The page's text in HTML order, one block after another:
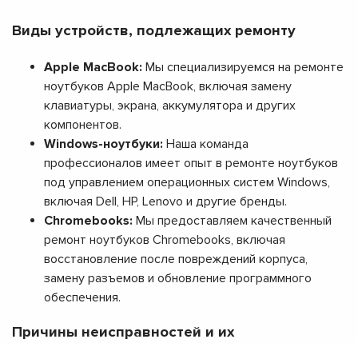
Виды устройств, подлежащих ремонту
Apple MacBook: Мы специализируемся на ремонте
ноутбуков Apple MacBook, включая замену
клавиатуры, экрана, аккумулятора и других
компонентов.
Windows-ноутбуки: Наша команда
профессионалов имеет опыт в ремонте ноутбуков
под управлением операционных систем Windows,
включая Dell, HP, Lenovo и другие бренды.
Chromebooks: Мы предоставляем качественный
ремонт ноутбуков Chromebooks, включая
восстановление после повреждений корпуса,
замену разъемов и обновление программного
обеспечения.
Причины неисправностей и их